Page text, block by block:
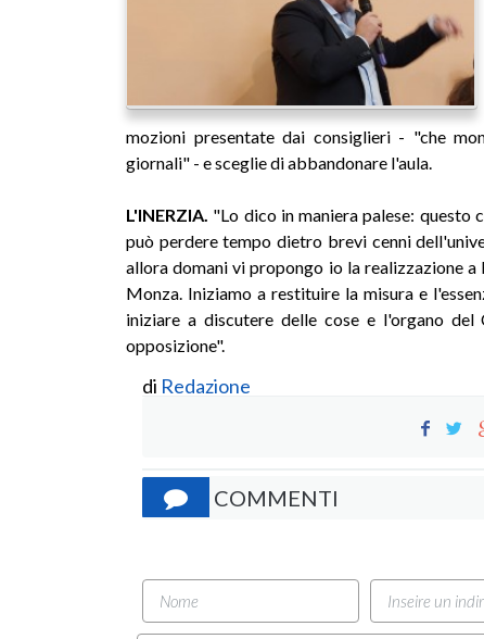
mozioni presentate dai consiglieri - "che
giornali" - e sceglie di abbandonare l'aula.
L'INERZIA. "Lo dico in maniera palese: questo
può perdere tempo dietro brevi cenni
allora domani vi propongo io la realizzazione
Monza. Iniziamo a restituire la misura e
iniziare a discutere delle cose e l'organo
opposizione".
di Redazione
COMMENTI